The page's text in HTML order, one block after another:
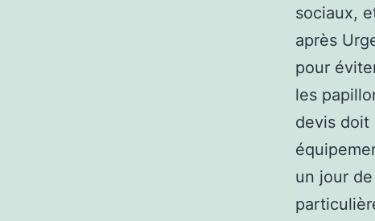
sociaux,
après
pour
les
devis doit
un jour